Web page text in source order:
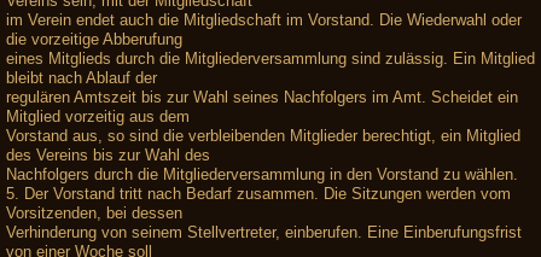
im Verein endet auch die Mitgliedschaft im Vorstand. Die Wiederwahl oder
die vorzeitige Abberufung
eines Mitglieds durch die Mitgliederversammlung sind zulässig. Ein Mitglied
bleibt nach Ablauf der
regulären Amtszeit bis zur Wahl seines Nachfolgers im Amt. Scheidet ein
Mitglied vorzeitig aus dem
Vorstand aus, so sind die verbleibenden Mitglieder berechtigt, ein Mitglied
des Vereins bis zur Wahl des
Nachfolgers durch die Mitgliederversammlung in den Vorstand zu wählen.
5. Der Vorstand tritt nach Bedarf zusammen. Die Sitzungen werden vom
Vorsitzenden, bei dessen
Verhinderung von seinem Stellvertreter, einberufen. Eine Einberufungsfrist
von einer Woche soll